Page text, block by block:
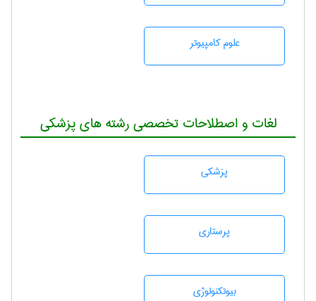
علوم کامپیوتر
لغات و اصطلاحات تخصصی رشته های پزشکی
پزشكی
پرستاری
بيوتكنولوژی